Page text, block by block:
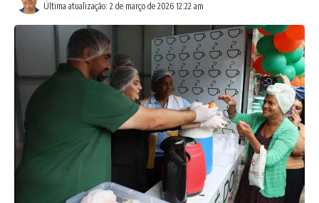
Última atualização: 2 de março de 2026 12:22 am